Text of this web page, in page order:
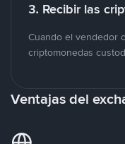
3. Recibir las
Cuando el vendedor
criptomonedas
Ventajas del